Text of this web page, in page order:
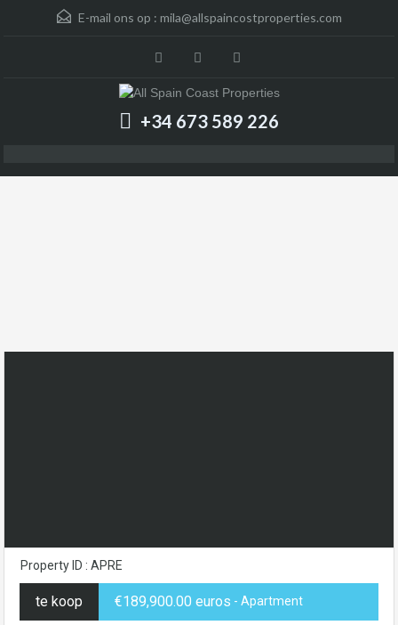
E-mail ons op : mila@allspaincostproperties.com
+34 673 589 226
Property ID : APRE
te koop €189,900.00 euros - Apartment